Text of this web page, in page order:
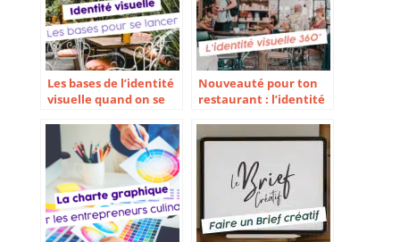
Les bases de l’identité
visuelle quand on se
Nouveauté pour ton
restaurant : l’identité